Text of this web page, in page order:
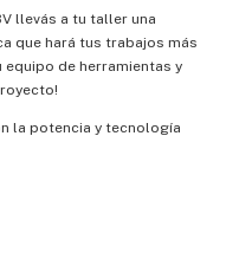
llevás a tu taller una
que hará tus trabajos más
de herramientas y
la potencia y tecnología